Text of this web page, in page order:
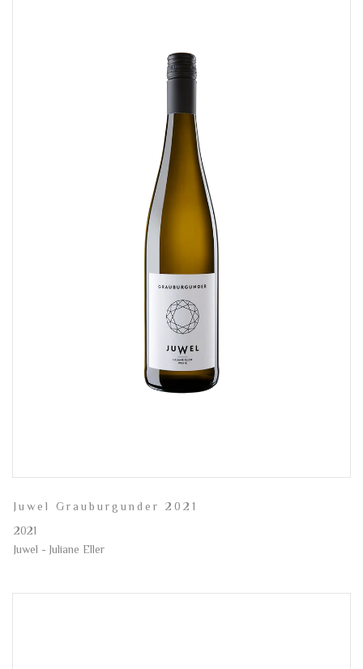
Juwel Grauburgunder 2021
2021
Juwel - Juliane Eller